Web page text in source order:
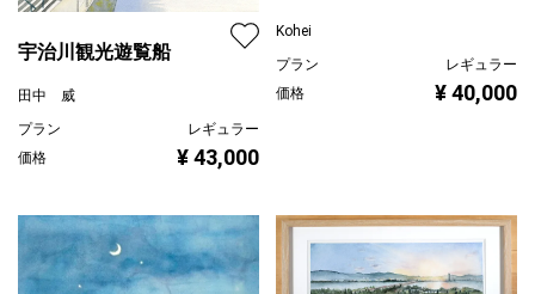
宇治川観光遊覧船
田中 威
プラン
レギュラー
価格
¥ 43,000
Kohei
プラン
レギュラー
価格
¥ 40,000